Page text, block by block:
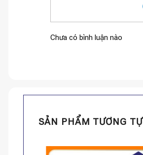
Chưa có bình luận nào
SẢN PHẨM TƯƠNG TỰ